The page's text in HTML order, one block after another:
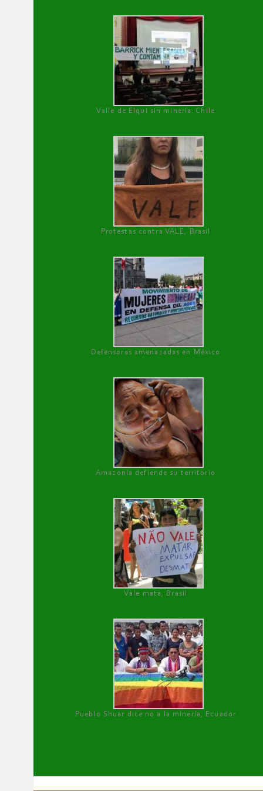
Valle de Elqui sin minería. Chile
Protestas contra VALE, Brasil
Defensoras amenazadas en México
Amazonía defiende su territorio
Vale mata, Brasil
Pueblo Shuar dice no a la minería, Ecuador